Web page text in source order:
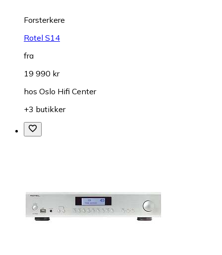
Forsterkere
Rotel S14
fra
19 990 kr
hos Oslo Hifi Center
+3 butikker